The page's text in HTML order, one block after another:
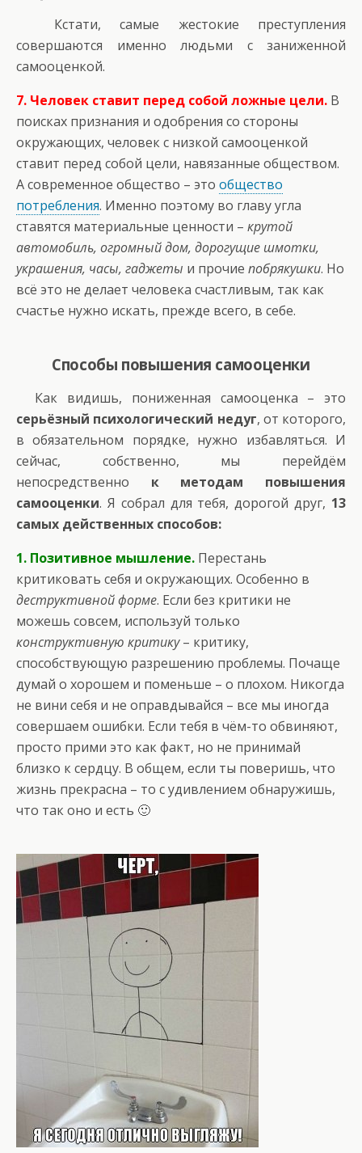
Кстати, самые жестокие преступления
совершаются именно людьми с заниженной
самооценкой.
7. Человек ставит перед собой ложные цели. В
поисках признания и одобрения со стороны
окружающих, человек с низкой самооценкой
ставит перед собой цели, навязанные обществом.
А современное общество – это общество
потребления. Именно поэтому во главу угла
ставятся материальные ценности – крутой
автомобиль, огромный дом, дорогущие шмотки,
украшения, часы, гаджеты и прочие побрякушки. Но
всё это не делает человека счастливым, так как
счастье нужно искать, прежде всего, в себе.
Способы повышения самооценки
Как видишь, пониженная самооценка – это
серьёзный психологический недуг, от которого,
в обязательном порядке, нужно избавляться. И
сейчас, собственно, мы перейдём
непосредственно к методам повышения
самооценки. Я собрал для тебя, дорогой друг, 13
самых действенных способов:
1. Позитивное мышление. Перестань
критиковать себя и окружающих. Особенно в
деструктивной форме. Если без критики не
можешь совсем, используй только
конструктивную критику– критику,
способствующую разрешению проблемы. Почаще
думай о хорошем и поменьше – о плохом. Никогда
не вини себя и не оправдывайся – все мы иногда
совершаем ошибки. Если тебя в чём-то обвиняют,
просто прими это как факт, но не принимай
близко к сердцу. В общем, если ты поверишь, что
жизнь прекрасна – то с удивлением обнаружишь,
что так оно и есть 🙂